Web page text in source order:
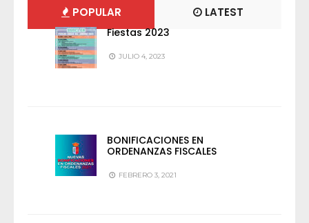
POPULAR LATEST
Fiestas 2023
JULIO 4, 2023
BONIFICACIONES EN
ORDENANZAS FISCALES
FEBRERO 3, 2021